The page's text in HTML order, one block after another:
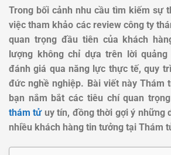
Trong bối cảnh nhu cầu tìm kiếm sự
việc tham khảo các review công ty
quan trọng đầu tiên của khách
lượng không chỉ dựa trên lời
đánh giá qua năng lực thực tế, quy
đức nghề nghiệp. Bài viết này Thám
bạn nắm bắt các tiêu chí quan
thám tửuy tín, đồng thời gợi ý những
nhiều khách hàng tin tưởng tại Thám